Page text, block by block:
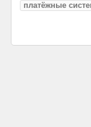
платёжные